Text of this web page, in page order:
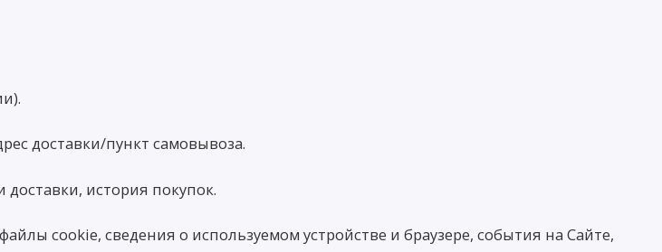
доставки/пункт самовывоза.
история покупок.
cookie, сведения о используемом устройстве и браузере, события на Сайте,